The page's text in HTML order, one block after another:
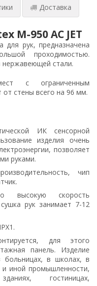
Доставка
M-950 AC JET
для рук, предназначена
проходимостью.
нержавеющей стали.
с ограниченным
от стены всего на 96 мм.
ИК сенсорной
изделия очень
позволяет
руками.
чип
высокую скорость
рук занимает 7-12
для этого
панель. Изделие
больницах, в школах, в
иной промышленности,
гостиницах,